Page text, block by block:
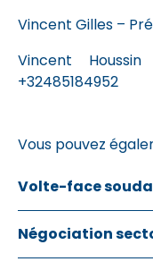
Vincent Gilles –
Vincent
+32485184952
Vous pouvez
Volte-face
Négociation